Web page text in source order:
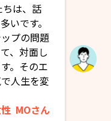
ちは、話
いです。
プの問題
、対面し
。そのエ
人生を変
MOさん